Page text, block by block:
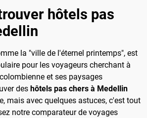
hôtels pas
la "ville de l'éternel printemps", est
pour les voyageurs cherchant à
et ses paysages
des hôtels pas chers à Medellin
mais avec quelques astuces, c'est tout
notre comparateur de voyages